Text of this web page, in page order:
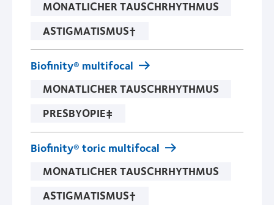
MONATLICHER TAUSCHRHYTHMUS
ASTIGMATISMUS†
Biofinity® multifocal
MONATLICHER TAUSCHRHYTHMUS
PRESBYOPIE‡
Biofinity® toric multifocal
MONATLICHER TAUSCHRHYTHMUS
ASTIGMATISMUS†